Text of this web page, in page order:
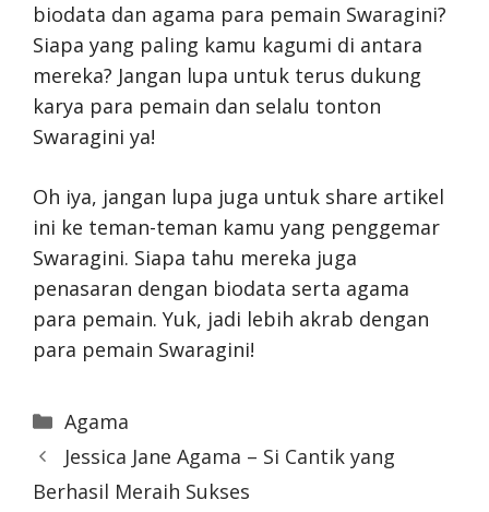
biodata dan agama para pemain Swaragini?
Siapa yang paling kamu kagumi di antara
mereka? Jangan lupa untuk terus dukung
karya para pemain dan selalu tonton
Swaragini ya!
Oh iya, jangan lupa juga untuk share artikel
ini ke teman-teman kamu yang penggemar
Swaragini. Siapa tahu mereka juga
penasaran dengan biodata serta agama
para pemain. Yuk, jadi lebih akrab dengan
para pemain Swaragini!
Categories
Agama
Jessica Jane Agama – Si Cantik yang
Berhasil Meraih Sukses